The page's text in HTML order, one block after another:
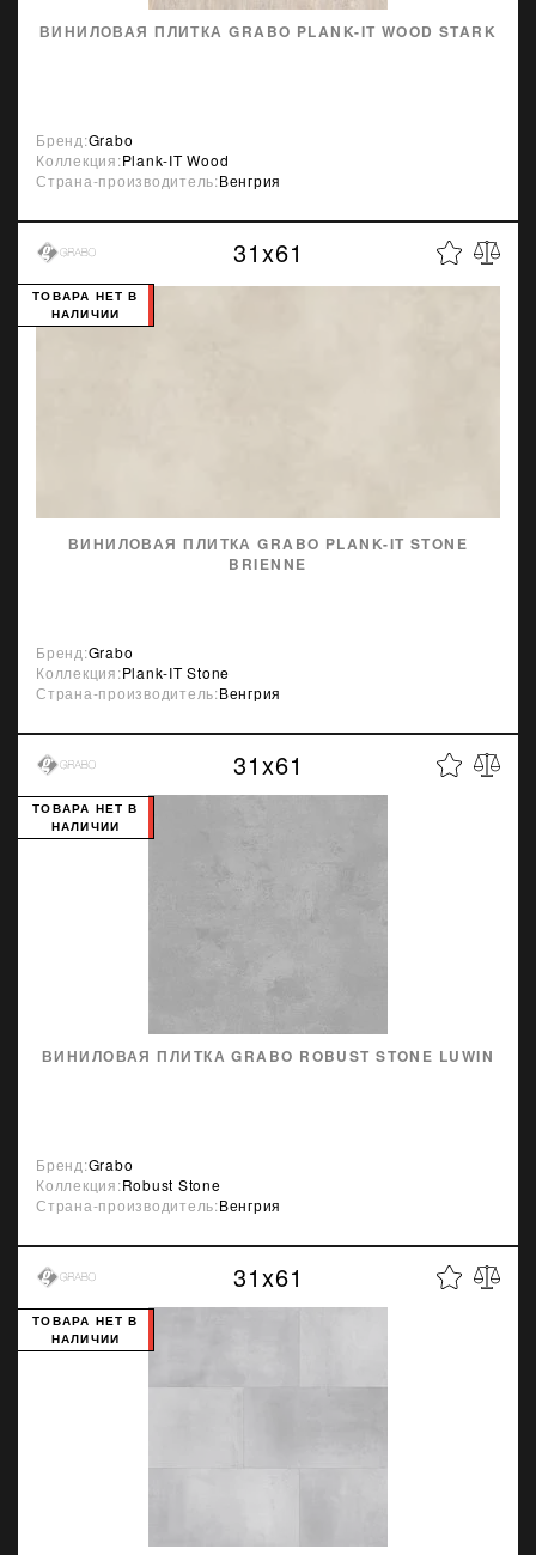
ВИНИЛОВАЯ ПЛИТКА GRABO PLANK-IT WOOD STARK
Бренд:Grabo
Коллекция:Plank-IT Wood
Страна-производитель:Венгрия
31x61
ВИНИЛОВАЯ ПЛИТКА GRABO PLANK-IT STONE
BRIENNE
ТОВАРА НЕТ В
НАЛИЧИИ
Бренд:Grabo
Коллекция:Plank-IT Stone
Страна-производитель:Венгрия
31x61
ВИНИЛОВАЯ ПЛИТКА GRABO ROBUST STONE LUWIN
ТОВАРА НЕТ В
НАЛИЧИИ
Бренд:Grabo
Коллекция:Robust Stone
Страна-производитель:Венгрия
31x61
ТОВАРА НЕТ В
НАЛИЧИИ